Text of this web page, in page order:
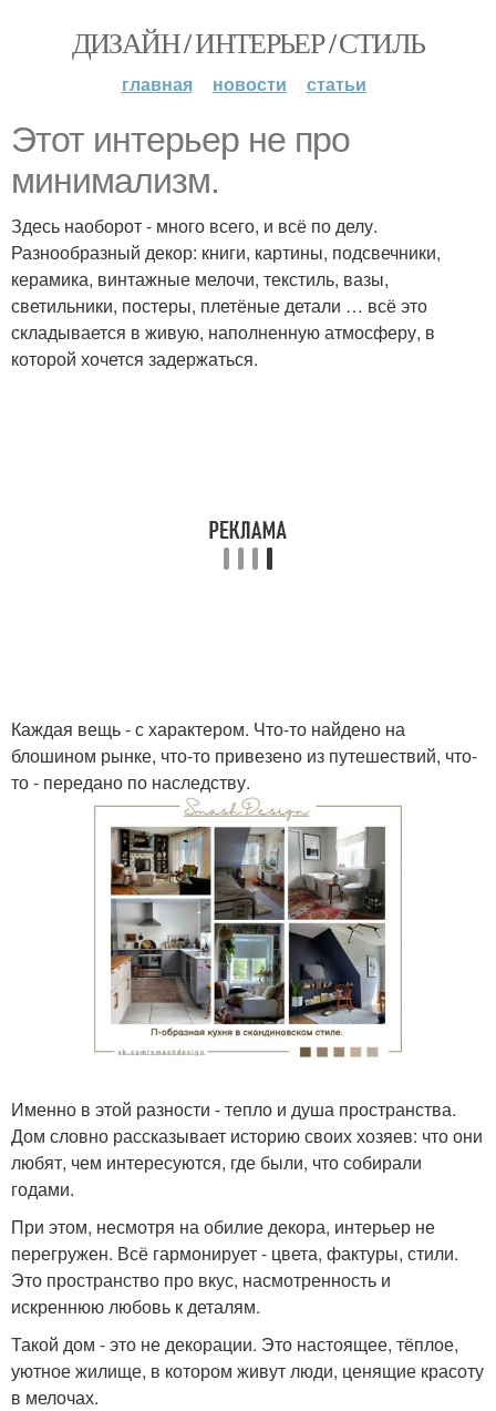
ДИЗАЙН / ИНТЕРЬЕР / СТИЛЬ
главная новости статьи
Этот интерьер не про
минимализм.
Здесь наоборот - много всего, и всё по делу.
Разнообразный декор: книги, картины, подсвечники,
керамика, винтажные мелочи, текстиль, вазы,
светильники, постеры, плетёные детали … всё это
складывается в живую, наполненную атмосферу, в
которой хочется задержаться.
Каждая вещь - с характером. Что-то найдено на
блошином рынке, что-то привезено из путешествий, что-
то - передано по наследству.
Именно в этой разности - тепло и душа пространства.
Дом словно рассказывает историю своих хозяев: что они
любят, чем интересуются, где были, что собирали
годами.
При этом, несмотря на обилие декора, интерьер не
перегружен. Всё гармонирует - цвета, фактуры, стили.
Это пространство про вкус, насмотренность и
искреннюю любовь к деталям.
Такой дом - это не декорации. Это настоящее, тёплое,
уютное жилище, в котором живут люди, ценящие красоту
в мелочах.